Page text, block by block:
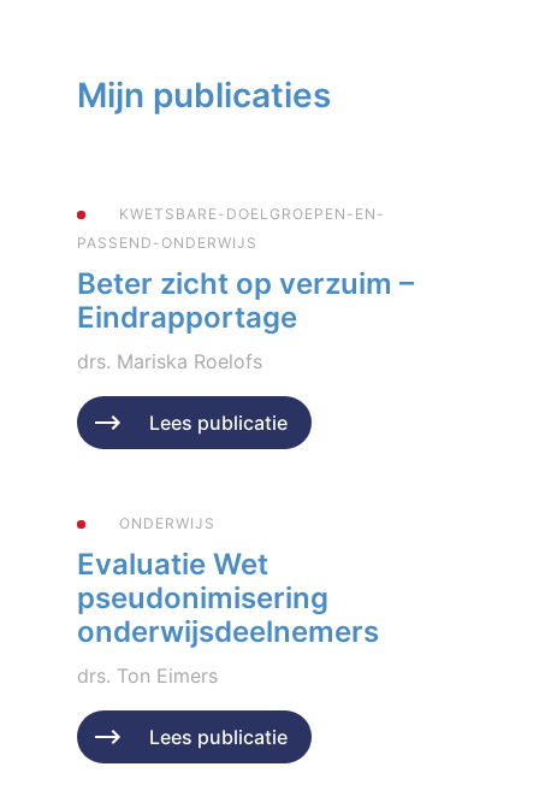
Mijn publicaties
KWETSBARE-DOELGROEPEN-EN-
PASSEND-ONDERWIJS
Beter zicht op verzuim –
Eindrapportage
drs. Mariska Roelofs
Geplaatst op 13 januari 2026
Lees publicatie
ONDERWIJS
Evaluatie Wet
pseudonimisering
onderwijsdeelnemers
drs. Ton Eimers
Geplaatst op 1 juli 2024
Lees publicatie